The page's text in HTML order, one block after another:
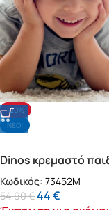
-20%
NΕΟ!
Dinos κρεμαστό
Κωδικός: 73452M
54,90€44€